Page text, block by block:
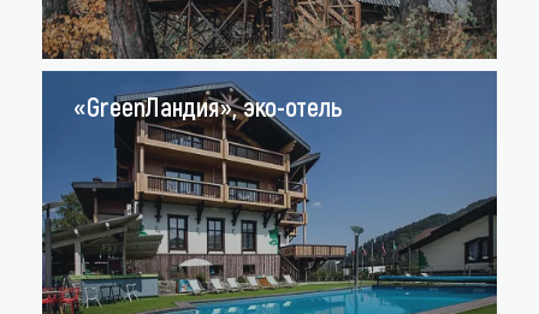
«GreenЛандия», эко-отель